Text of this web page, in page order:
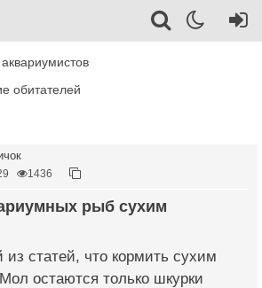
обитателей
1436
из статей, что кормить сухим
остаются только шкурки